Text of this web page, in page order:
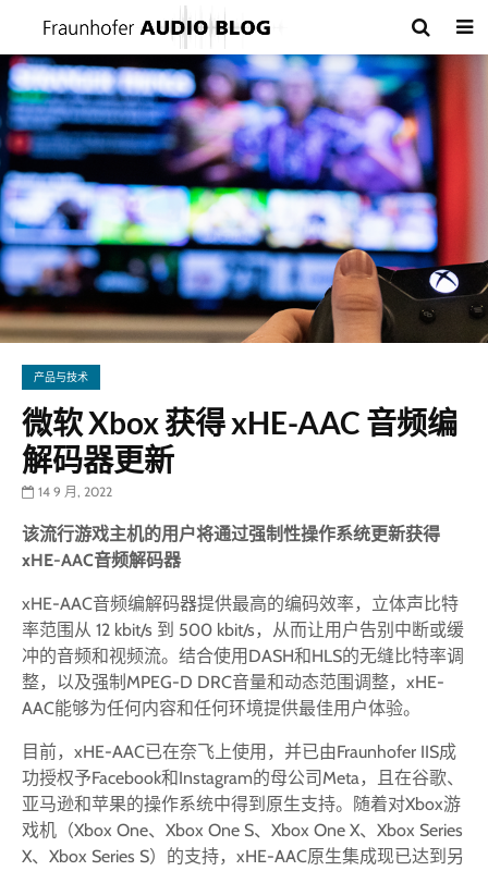
产品与技术
微软 Xbox 获得 xHE-AAC 音频编
解码器更新
14 9 月, 2022
该流行游戏主机的用户将通过强制性操作系统更新获得
xHE-AAC音频解码器
xHE-AAC音频编解码器提供最高的编码效率，立体声比特
率范围从 12 kbit/s 到 500 kbit/s，从而让用户告别中断或缓
冲的音频和视频流。结合使用DASH和HLS的无缝比特率调
整，以及强制MPEG-D DRC音量和动态范围调整，xHE-
AAC能够为任何内容和任何环境提供最佳用户体验。
目前，xHE-AAC已在奈飞上使用，并已由Fraunhofer IIS成
功授权予Facebook和Instagram的母公司Meta，且在谷歌、
亚马逊和苹果的操作系统中得到原生支持。随着对Xbox游
戏机（Xbox One、Xbox One S、Xbox One X、Xbox Series
X、Xbox Series S）的支持，xHE-AAC原生集成现已达到另